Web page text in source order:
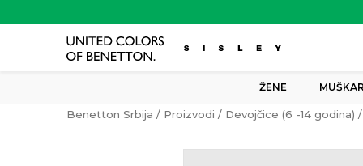
ŽENE
Benetton Srbija Proizvodi Devojčice (6 -14 godina)